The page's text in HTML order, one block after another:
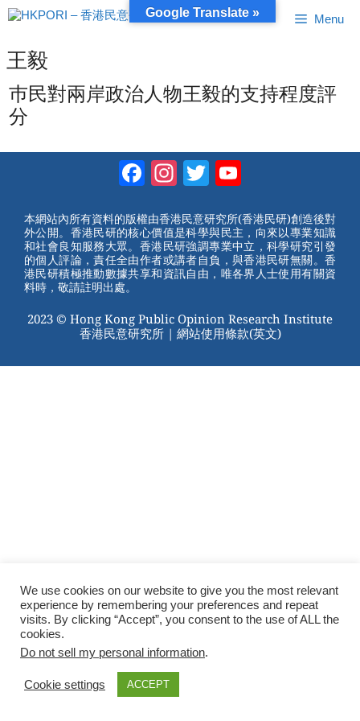
跳
至
容
Menu
王毅
巿民對兩岸政治人物王毅的支持程度評
分
Facebook
Instagram
Twitter
本網站內所有資料的版權由香港民意研究所(香港民研)創造後對
外公開。香港民研的核心價值是科學與民主，向來以專業知識
和社會良知服務大眾。香港民研強調專業中立，科學研究引發
的個人評論，責任全由作者或講者自負，與香港民研無關。香
港民研積極推動數據共享和資訊自由，唯各界人士使用有關資
料時，敬請註明出處。
2023 © Hong Kong Public Opinion Research Institute
香港民意研究所 | 網站使用條款(英文)
We use cookies on our website to give you the most relevant
experience by remembering your preferences and repeat
visits. By clicking “Accept”, you consent to the use of ALL the
cookies.
Do not sell my personal information.
Cookie settings ACCEPT
Google Translate »